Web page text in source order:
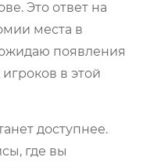
Это ответ на
места в
появления
в этой
доступнее.
где вы